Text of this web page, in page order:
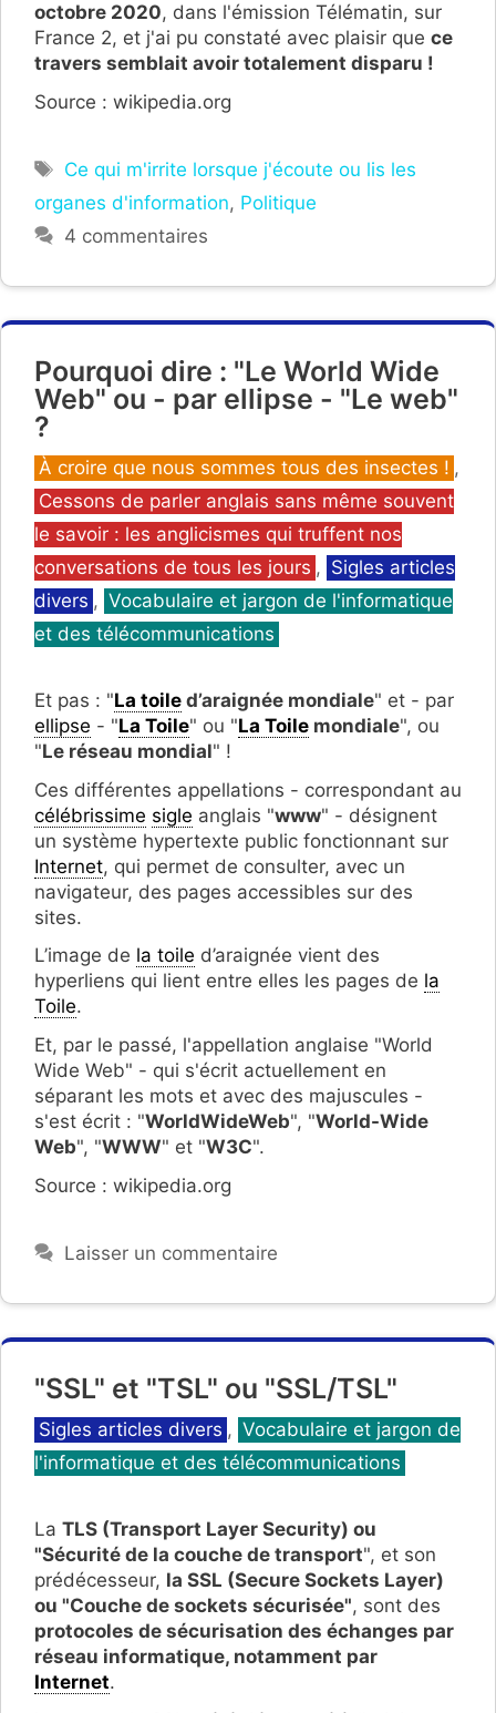
octobre 2020, dans l'émission Télématin, sur
France 2, et j'ai pu constaté avec plaisir que ce
travers semblait avoir totalement disparu !
Source : wikipedia.org
Étiquettes
Ce qui m'irrite lorsque j'écoute ou lis les
organes d'information, Politique
4 commentaires
Pourquoi dire : "Le World Wide
Web" ou - par ellipse - "Le web"
?
Catégories
À croire que nous sommes tous des insectes ! ,
Cessons de parler anglais sans même souvent
le savoir : les anglicismes qui truffent nos
conversations de tous les jours , Sigles articles
divers , Vocabulaire et jargon de l'informatique
et des télécommunications
Et pas : "La toile d’araignée mondiale" et - par
ellipse - "La Toile" ou "La Toile mondiale", ou
"Le réseau mondial" !
Ces différentes appellations - correspondant au
célébrissime sigle anglais "www" - désignent
un système hypertexte public fonctionnant sur
Internet, qui permet de consulter, avec un
navigateur, des pages accessibles sur des
sites.
L’image de la toile d’araignée vient des
hyperliens qui lient entre elles les pages de la
Toile.
Et, par le passé, l'appellation anglaise "World
Wide Web" - qui s'écrit actuellement en
séparant les mots et avec des majuscules -
s'est écrit : "WorldWideWeb", "World-Wide
Web", "WWW" et "W3C".
Source : wikipedia.org
Laisser un commentaire
"SSL" et "TSL" ou "SSL/TSL"
Catégories
Sigles articles divers , Vocabulaire et jargon de
l'informatique et des télécommunications
La TLS (Transport Layer Security) ou
"Sécurité de la couche de transport", et son
prédécesseur, la SSL (Secure Sockets Layer)
ou "Couche de sockets sécurisée", sont des
protocoles de sécurisation des échanges par
réseau informatique, notamment par
Internet.